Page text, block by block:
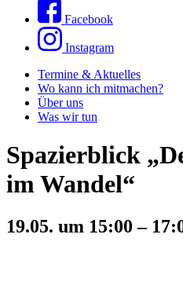
Facebook
Instagram
Termine & Aktuelles
Wo kann ich mitmachen?
Über uns
Was wir tun
Spazierblick
im Wandel“
19.05. um 15:00–